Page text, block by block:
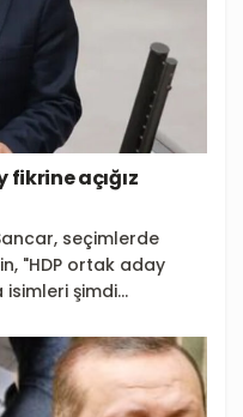
açığız
seçimlerde
"HDP ortak aday
isimleri şimdi...